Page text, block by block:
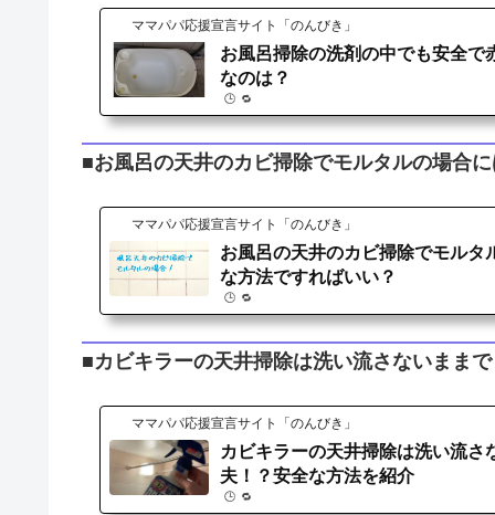
ママパパ応援宣言サイト「のんびき」
お風呂掃除の洗剤の中でも安全で
なのは？
🕒️ 🔁️
■お風呂の天井のカビ掃除でモルタルの場合
ママパパ応援宣言サイト「のんびき」
お風呂の天井のカビ掃除でモルタ
な方法ですればいい？
🕒️ 🔁️
■カビキラーの天井掃除は洗い流さないまま
ママパパ応援宣言サイト「のんびき」
カビキラーの天井掃除は洗い流さ
夫！？安全な方法を紹介
🕒️ 🔁️